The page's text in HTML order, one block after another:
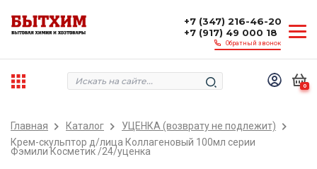
+7 (347) 216-46-20
+7 (917) 49 000 18
Обратный звонок
0
Главная Каталог
УЦЕНКА (возврату не подлежит)
Крем-скульптор д/лица Коллагеновый 100мл серии
Фэмили Косметик /24/уценка